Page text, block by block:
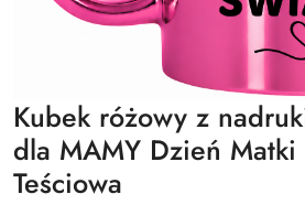
Kubek różowy z
dla MAMY Dzień Matki
Teściowa